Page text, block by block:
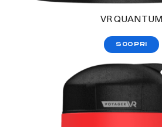
VR QUANTUM
SCOPRI